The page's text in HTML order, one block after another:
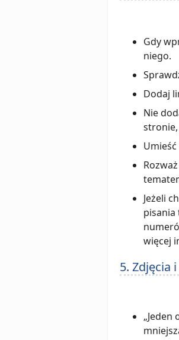
Gdy
niego.
Dodaj
Nie
Jeżeli
pisania
więcej
5. Zdjęcia
„Jeden